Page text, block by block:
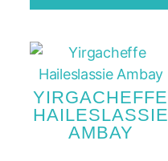
YIRGACHEFFE
HAILESLASSIE
AMBAY